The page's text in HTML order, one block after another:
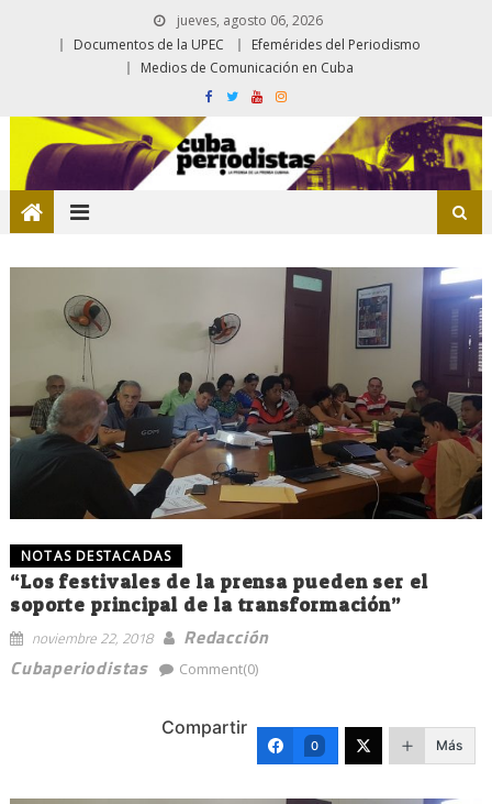
jueves, agosto 06, 2026
Documentos de la UPEC
Efemérides del Periodismo
Medios de Comunicación en Cuba
NOTAS DESTACADAS
“Los festivales de la prensa pueden ser el
soporte principal de la transformación”
noviembre 22, 2018
Redacción
Cubaperiodistas
Comment(0)
Compartir
0 Más